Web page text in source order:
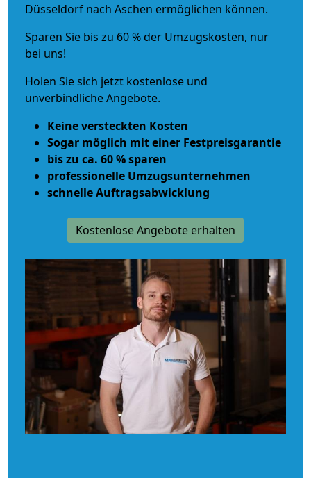
Düsseldorf nach Aschen ermöglichen können.
Sparen Sie bis zu 60 % der Umzugskosten, nur
bei uns!
Holen Sie sich jetzt kostenlose und
unverbindliche Angebote.
Keine versteckten Kosten
Sogar möglich mit einer Festpreisgarantie
bis zu ca. 60 % sparen
professionelle Umzugsunternehmen
schnelle Auftragsabwicklung
Kostenlose Angebote erhalten